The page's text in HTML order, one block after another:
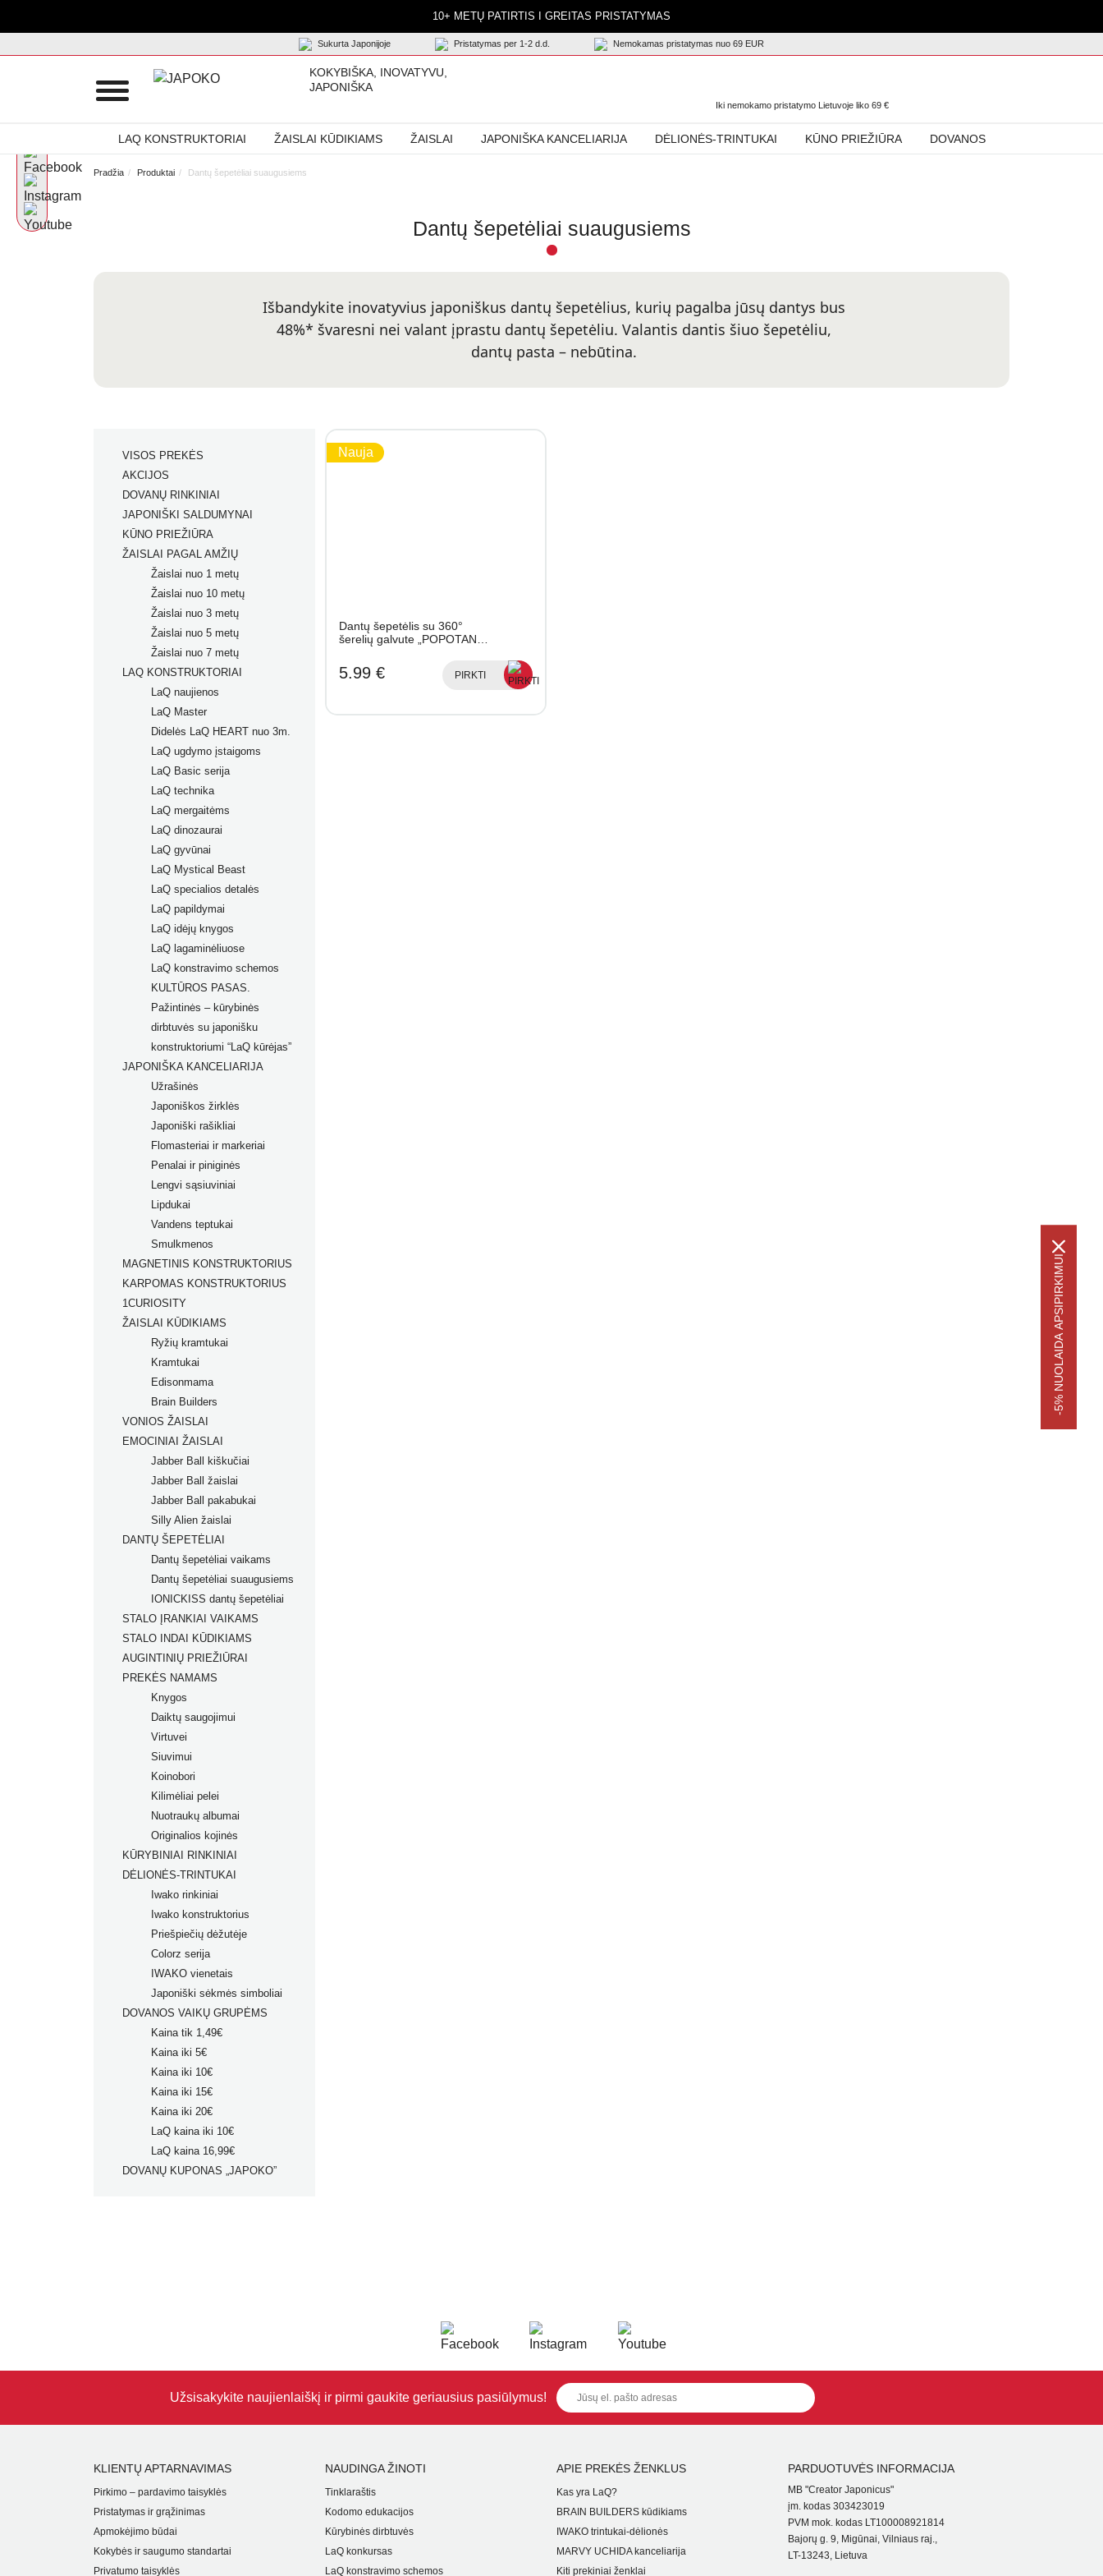
10+ METŲ PATIRTIS I GREITAS PRISTATYMAS
Sukurta Japonijoje Pristatymas per 1-2 d.d. Nemokamas pristatymas nuo 69 EUR
KOKYBIŠKA, INOVATYVU,
JAPONIŠKA
Iki nemokamo pristatymo Lietuvoje liko 69 €
LAQ KONSTRUKTORIAI ŽAISLAI KŪDIKIAMS ŽAISLAI JAPONIŠKA KANCELIARIJA DĖLIONĖS-TRINTUKAI KŪNO PRIEŽIŪRA DOVANOS
Pradžia Produktai Dantų šepetėliai suaugusiems
Dantų šepetėliai suaugusiems
Išbandykite inovatyvius japoniškus dantų šepetėlius, kurių pagalba jūsų dantys bus
48%* švaresni nei valant įprastu dantų šepetėliu. Valantis dantis šiuo šepetėliu,
dantų pasta – nebūtina.
VISOS PREKĖS
AKCIJOS
DOVANŲ RINKINIAI
JAPONIŠKI SALDUMYNAI
KŪNO PRIEŽIŪRA
ŽAISLAI PAGAL AMŽIŲ
Žaislai nuo 1 metų
Žaislai nuo 10 metų
Žaislai nuo 3 metų
Žaislai nuo 5 metų
Žaislai nuo 7 metų
LAQ KONSTRUKTORIAI
LaQ naujienos
LaQ Master
Didelės LaQ HEART nuo 3m.
LaQ ugdymo įstaigoms
LaQ Basic serija
LaQ technika
LaQ mergaitėms
LaQ dinozaurai
LaQ gyvūnai
LaQ Mystical Beast
LaQ specialios detalės
LaQ papildymai
LaQ idėjų knygos
LaQ lagaminėliuose
LaQ konstravimo schemos
KULTŪROS PASAS.
Pažintinės – kūrybinės
dirbtuvės su japonišku
konstruktoriumi “LaQ kūrėjas”
JAPONIŠKA KANCELIARIJA
Užrašinės
Japoniškos žirklės
Japoniški rašikliai
Prabangūs rašikliai
Rašikliai
Grafiniai rašikliai
Ergonomiški rašikliai
Dėklai rašikliams
Flomasteriai ir markeriai
Flomasteriai
Flomasteriai tekstilei
Akriliniai markeriai
Permanentiniai markeriai
Kreidiniai markeriai
Markeriai įvairių paviršių
dekoravimui
Markeriai porcelianui
Penalai ir piniginės
Lengvi sąsiuviniai
Lipdukai
Vandens teptukai
Smulkmenos
MAGNETINIS KONSTRUKTORIUS
KARPOMAS KONSTRUKTORIUS
1CURIOSITY
ŽAISLAI KŪDIKIAMS
Ryžių kramtukai
Kramtukai
Edisonmama
Brain Builders
Žaislų rinkiniai
Žaislai nuo gimimo
Žaislai nuo 2+ mėn.
Žaislai nuo 3+ mėn.
Žaislai nuo 4+ mėn.
Žaislai nuo 5+ mėn.
Žaislai nuo 6+ mėn.
Žaislai nuo 7+ mėn.
VONIOS ŽAISLAI
EMOCINIAI ŽAISLAI
Jabber Ball kiškučiai
Jabber Ball žaislai
Jabber Ball pakabukai
Silly Alien žaislai
DANTŲ ŠEPETĖLIAI
Dantų šepetėliai vaikams
Dantų šepetėliai suaugusiems
IONICKISS dantų šepetėliai
STALO ĮRANKIAI VAIKAMS
STALO INDAI KŪDIKIAMS
AUGINTINIŲ PRIEŽIŪRAI
PREKĖS NAMAMS
Knygos
Daiktų saugojimui
Virtuvei
Siuvimui
Koinobori
Kilimėliai pelei
Nuotraukų albumai
Originalios kojinės
KŪRYBINIAI RINKINIAI
DĖLIONĖS-TRINTUKAI
Iwako rinkiniai
Iwako konstruktorius
Priešpiečių dėžutėje
Colorz serija
IWAKO vienetais
Japoniški sėkmės simboliai
DOVANOS VAIKŲ GRUPĖMS
Kaina tik 1,49€
Kaina iki 5€
Kaina iki 10€
Kaina iki 15€
Kaina iki 20€
LaQ kaina iki 10€
LaQ kaina 16,99€
DOVANŲ KUPONAS „JAPOKO”
Nauja
Dantų šepetėlis su 360°
šerelių galvute „POPOTAN…
5.99 € PIRKTI
Užsisakykite naujienlaiškį ir pirmi gaukite geriausius pasiūlymus!
KLIENTŲ APTARNAVIMAS
Pirkimo – pardavimo taisyklės
Pristatymas ir grąžinimas
Apmokėjimo būdai
Kokybės ir saugumo standartai
Privatumo taisyklės
NAUDINGA ŽINOTI
Tinklaraštis
Kodomo edukacijos
Kūrybinės dirbtuvės
LaQ konkursas
LaQ konstravimo schemos
APIE PREKĖS ŽENKLUS
Kas yra LaQ?
BRAIN BUILDERS kūdikiams
IWAKO trintukai-dėlionės
MARVY UCHIDA kanceliarija
Kiti prekiniai ženklai
PARDUOTUVĖS INFORMACIJA
MB "Creator Japonicus"
įm. kodas 303423019
PVM mok. kodas LT100008921814
Bajorų g. 9, Migūnai, Vilniaus raj.,
LT-13243, Lietuva
-5% NUOLAIDA APSIPIRKIMUI